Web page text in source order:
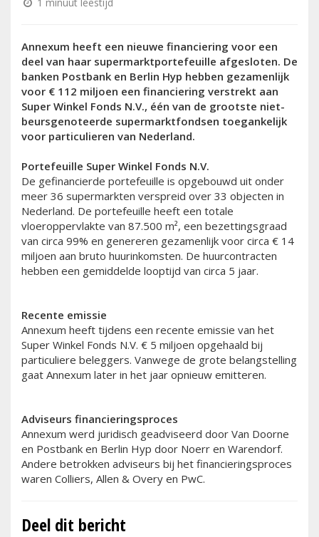
Annexum heeft een nieuwe financiering voor een
deel van haar supermarktportefeuille afgesloten. De
banken Postbank en Berlin Hyp hebben gezamenlijk
voor € 112 miljoen een financiering verstrekt aan
Super Winkel Fonds N.V., één van de grootste niet-
beursgenoteerde supermarktfondsen toegankelijk
voor particulieren van Nederland.
Portefeuille Super Winkel Fonds N.V.
De gefinancierde portefeuille is opgebouwd uit onder
meer 36 supermarkten verspreid over 33 objecten in
Nederland. De portefeuille heeft een totale
vloeroppervlakte van 87.500 m², een bezettingsgraad
van circa 99% en genereren gezamenlijk voor circa € 14
miljoen aan bruto huurinkomsten. De huurcontracten
hebben een gemiddelde looptijd van circa 5 jaar.
Recente emissie
Annexum heeft tijdens een recente emissie van het
Super Winkel Fonds N.V. € 5 miljoen opgehaald bij
particuliere beleggers. Vanwege de grote belangstelling
gaat Annexum later in het jaar opnieuw emitteren.
Adviseurs financieringsproces
Annexum werd juridisch geadviseerd door Van Doorne
en Postbank en Berlin Hyp door Noerr en Warendorf.
Andere betrokken adviseurs bij het financieringsproces
waren Colliers, Allen & Overy en PwC.
Deel dit bericht